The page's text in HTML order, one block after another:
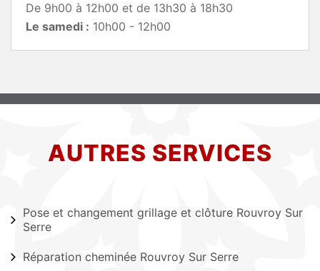
De 9h00 à 12h00 et de 13h30 à 18h30
Le samedi : 10h00 - 12h00
AUTRES SERVICES
Pose et changement grillage et clôture Rouvroy Sur
Serre
Réparation cheminée Rouvroy Sur Serre